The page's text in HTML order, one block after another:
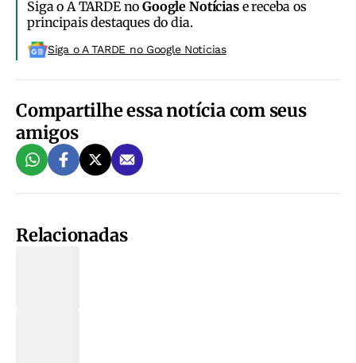
Siga o A TARDE noGoogle Notíciase receba os
principais destaques do dia.
Siga o A TARDE no Google Noticias
Compartilhe essa notícia com seus
amigos
Relacionadas